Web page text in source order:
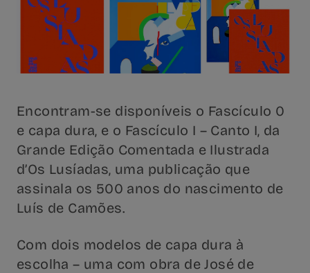
Encontram-se disponíveis o Fascículo 0
e capa dura, e o Fascículo I – Canto I, da
Grande Edição Comentada e Ilustrada
d’Os Lusíadas, uma publicação que
assinala os 500 anos do nascimento de
Luís de Camões.
Com dois modelos de capa dura à
escolha – uma com obra de José de